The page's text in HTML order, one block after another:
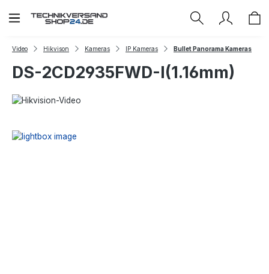
Zum Hauptinhalt springen
Video Hikvison Kameras IP Kameras Bullet Panorama Kameras
DS-2CD2935FWD-I(1.16mm)